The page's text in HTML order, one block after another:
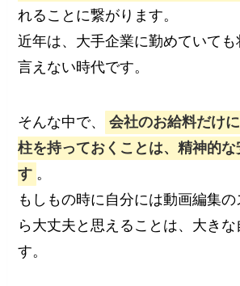
れることに繋がります。
近年は、大手企業に勤めていて
言えない時代です。
そんな中で、
会社のお給料だけ
柱を持っておくことは、精神的な
す 。
もしもの時に自分には動画編集
ら大丈夫と思えることは、大きな
す。